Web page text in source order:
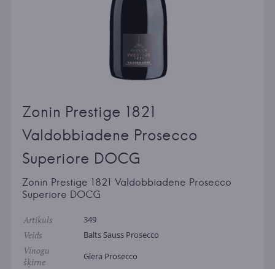
Zonin Prestige 1821
Valdobbiadene Prosecco
Superiore DOCG
Zonin Prestige 1821 Valdobbiadene Prosecco
Superiore DOCG
Artikuls 349
Veids Balts Sauss Prosecco
Vīnogu
šķirne
Glera Prosecco